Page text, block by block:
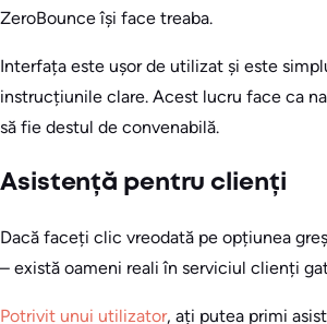
ZeroBounce își face treaba.
Interfața este ușor de utilizat și este
instrucțiunile clare. Acest lucru face ca
să fie destul de convenabilă.
Asistență pentru clienți
Dacă faceți clic vreodată pe opțiunea
– există oameni reali în serviciul clienți
Potrivit unui utilizator, ați putea primi